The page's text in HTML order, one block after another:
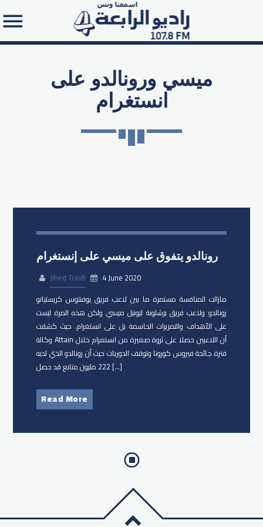
Search in the website:
ميسي ورونالدو على
انستغرام
رونالدو يتفوق على ميسي على إنستغرام
Jihed Traidi
4 June 2020
مازالت المنافسة مستمرة ما بين لاعب فريق ​يوفنتوس ​كريستيانو
رونالدو ولاعب فريق ​برشلونة​ ​ليونيل ميسي ولكن هذه المرة ليست
على الأهداف والتمريرات الحاسمة بل على انستغرام. حيث كشفت
وكالة Attain أن اللاعبين حصلا على ثروة صغيرة من انستغرام خلال
فترة جائحة فيروس كورونا وتوقف الدوريات حيث أن رونالدو الذي لديه
222 مليون متابع قد حصل […]
Read More